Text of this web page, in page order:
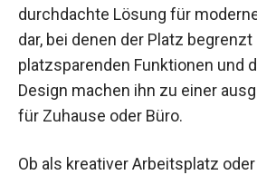
durchdachte Lösung für
dar, bei denen der Platz begrenzt
platzsparenden Funktionen und
Design machen ihn zu einer
für Zuhause oder Büro.
Ob als kreativer Arbeitsplatz